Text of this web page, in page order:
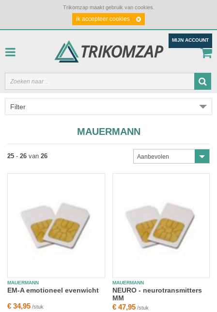
Trikomzap maakt gebruik van cookies.
ik accepteer cookies
MIJN ACCOUNT
Filter
MAUERMANN
25 - 26 van 26 Aanbevolen
MAUERMANN
EM-A emotioneel evenwicht
€ 34,95 /stuk
MAUERMANN
NEURO - neurotransmitters
MM
€ 47,95/stuk